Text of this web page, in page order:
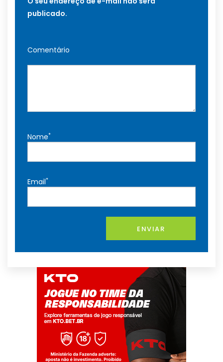
publicado.
Comentário
Nome*
Email*
ENVIAR